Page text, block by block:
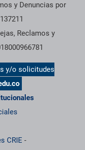
y Denuncias por
Reclamos y
y/o solicitudes
CRIE -